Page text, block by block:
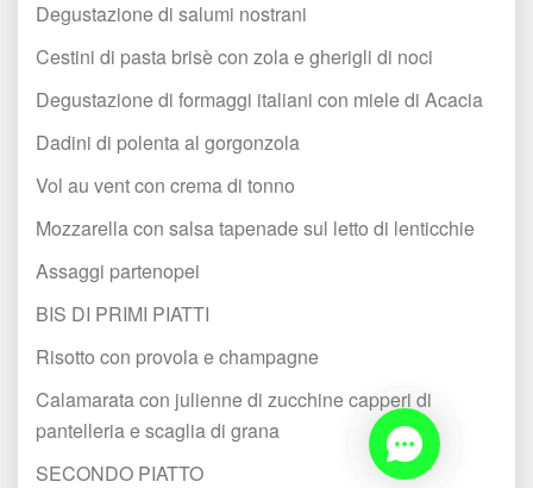
Degustazione di salumi nostrani
Cestini di pasta brisè con zola e gherigli di noci
Degustazione di formaggi italiani con miele di Acacia
Dadini di polenta al gorgonzola
Vol au vent con crema di tonno
Mozzarella con salsa tapenade sul letto di lenticchie
Assaggi partenopei
BIS DI PRIMI PIATTI
Risotto con provola e champagne
Calamarata con julienne di zucchine capperi di
pantelleria e scaglia di grana
SECONDO PIATTO